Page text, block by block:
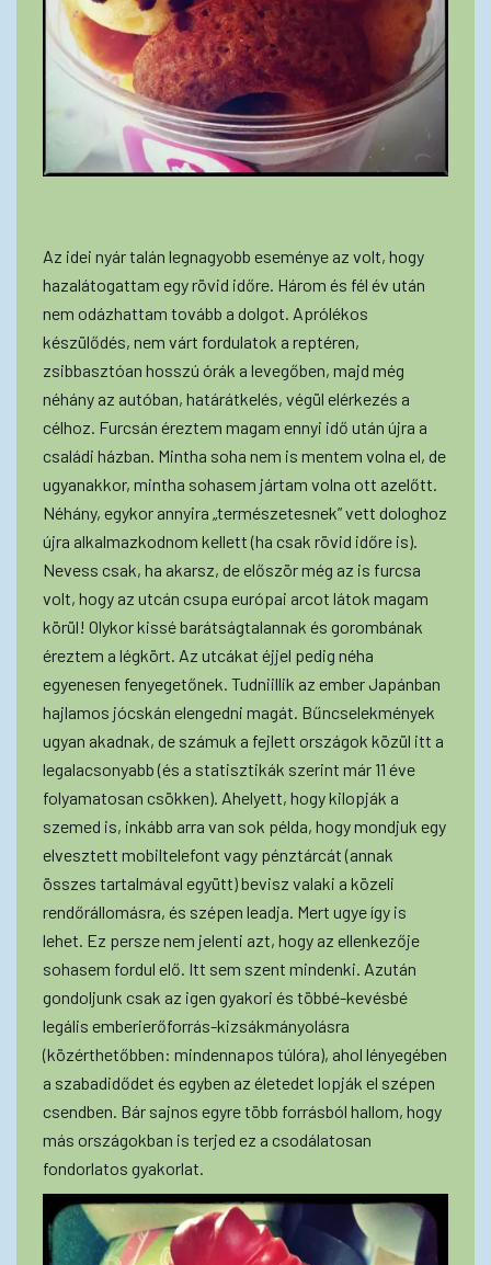
Az idei nyár talán legnagyobb eseménye az volt, hogy
hazalátogattam egy rövid időre. Három és fél év után
nem odázhattam tovább a dolgot. Aprólékos
készülődés, nem várt fordulatok a reptéren,
zsibbasztóan hosszú órák a levegőben, majd még
néhány az autóban, határátkelés, végül elérkezés a
célhoz. Furcsán éreztem magam ennyi idő után újra a
családi házban. Mintha soha nem is mentem volna el, de
ugyanakkor, mintha sohasem jártam volna ott azelőtt.
Néhány, egykor annyira „természetesnek” vett dologhoz
újra alkalmazkodnom kellett (ha csak rövid időre is).
Nevess csak, ha akarsz, de először még az is furcsa
volt, hogy az utcán csupa európai arcot látok magam
körül! Olykor kissé barátságtalannak és gorombának
éreztem a légkört. Az utcákat éjjel pedig néha
egyenesen fenyegetőnek. Tudniillik az ember Japánban
hajlamos jócskán elengedni magát. Bűncselekmények
ugyan akadnak, de számuk a fejlett országok közül itt a
legalacsonyabb (és a statisztikák szerint már 11 éve
folyamatosan csökken). Ahelyett, hogy kilopják a
szemed is, inkább arra van sok példa, hogy mondjuk egy
elvesztett mobiltelefont vagy pénztárcát (annak
összes tartalmával együtt) bevisz valaki a közeli
rendőrállomásra, és szépen leadja. Mert ugye így is
lehet. Ez persze nem jelenti azt, hogy az ellenkezője
sohasem fordul elő. Itt sem szent mindenki. Azután
gondoljunk csak az igen gyakori és többé-kevésbé
legális emberierőforrás-kizsákmányolásra
(közérthetőbben: mindennapos túlóra), ahol lényegében
a szabadidődet és egyben az életedet lopják el szépen
csendben. Bár sajnos egyre több forrásból hallom, hogy
más országokban is terjed ez a csodálatosan
fondorlatos gyakorlat.